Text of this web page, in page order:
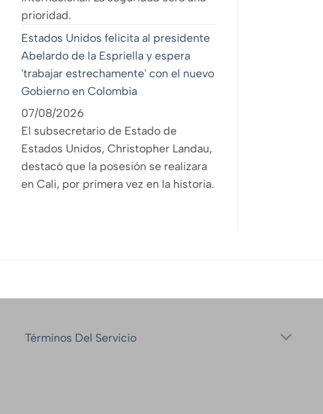
prioridad.
Estados Unidos felicita al presidente
Abelardo de la Espriella y espera
'trabajar estrechamente' con el nuevo
Gobierno en Colombia
07/08/2026
El subsecretario de Estado de
Estados Unidos, Christopher Landau,
destacó que la posesión se realizara
en Cali, por primera vez en la historia.
Términos Del Servicio